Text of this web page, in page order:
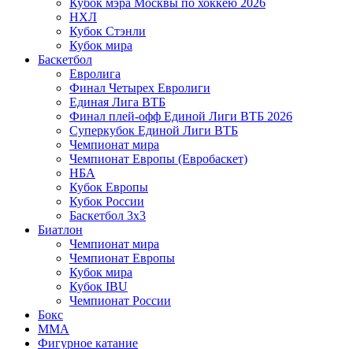
Кубок мэра Москвы по хоккею 2026
НХЛ
Кубок Стэнли
Кубок мира
Баскетбол
Евролига
Финал Четырех Евролиги
Единая Лига ВТБ
Финал плей-офф Единой Лиги ВТБ 2026
Суперкубок Единой Лиги ВТБ
Чемпионат мира
Чемпионат Европы (Евробаскет)
НБА
Кубок Европы
Кубок России
Баскетбол 3х3
Биатлон
Чемпионат мира
Чемпионат Европы
Кубок мира
Кубок IBU
Чемпионат России
Бокс
MMA
Фигурное катание